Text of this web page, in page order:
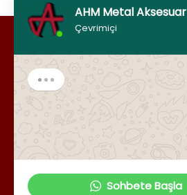
AHM Metal Aksesuar
Çevrimiçi
Sohbete Başla